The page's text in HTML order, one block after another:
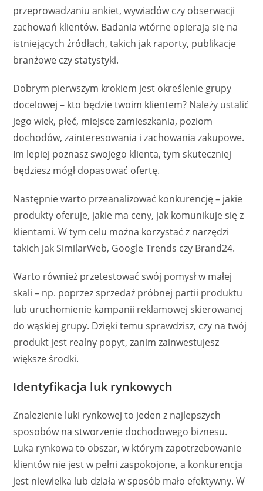
przeprowadzaniu ankiet, wywiadów czy obserwacji
zachowań klientów. Badania wtórne opierają się na
istniejących źródłach, takich jak raporty, publikacje
branżowe czy statystyki.
Dobrym pierwszym krokiem jest określenie grupy
docelowej – kto będzie twoim klientem? Należy ustalić
jego wiek, płeć, miejsce zamieszkania, poziom
dochodów, zainteresowania i zachowania zakupowe.
Im lepiej poznasz swojego klienta, tym skuteczniej
będziesz mógł dopasować ofertę.
Następnie warto przeanalizować konkurencję – jakie
produkty oferuje, jakie ma ceny, jak komunikuje się z
klientami. W tym celu można korzystać z narzędzi
takich jak SimilarWeb, Google Trends czy Brand24.
Warto również przetestować swój pomysł w małej
skali – np. poprzez sprzedaż próbnej partii produktu
lub uruchomienie kampanii reklamowej skierowanej
do wąskiej grupy. Dzięki temu sprawdzisz, czy na twój
produkt jest realny popyt, zanim zainwestujesz
większe środki.
Identyfikacja luk rynkowych
Znalezienie luki rynkowej to jeden z najlepszych
sposobów na stworzenie dochodowego biznesu.
Luka rynkowa to obszar, w którym zapotrzebowanie
klientów nie jest w pełni zaspokojone, a konkurencja
jest niewielka lub działa w sposób mało efektywny. W